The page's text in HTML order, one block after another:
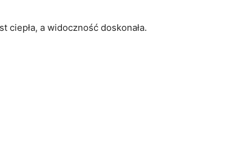
a widoczność doskonała.